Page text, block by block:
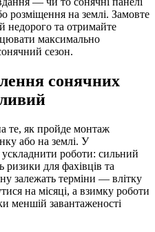
розміщення на землі. Замовте
недорого та отримайте
максимально
сезон.
сонячних
те, як пройде монтаж
або на землі. У
роботи: сильний
для фахівців та
залежать терміни — влітку
на місяці, а взимку роботи
меншій завантаженості